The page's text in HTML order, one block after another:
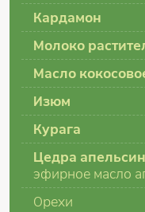
Кардамон
Молоко
Масло
Изюм
Курага
Цедра
эфирное масло
Орехи